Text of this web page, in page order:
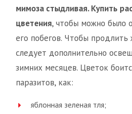
мимоза стыдливая. Купить
цветения, чтобы можно было
его побегов. Чтобы продлить
следует дополнительно
зимних месяцев. Цветок
паразитов, как:
яблонная зеленая тля;